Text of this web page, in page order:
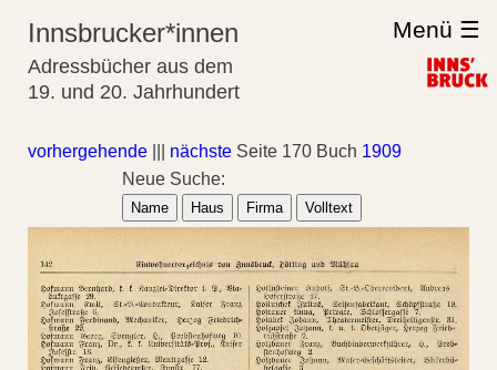
Innsbrucker*innen
Adressbücher aus dem
19. und 20. Jahrhundert
Menü ☰
vorhergehende nächste Seite 170 Buch 1909
Neue Suche:
Name Haus Firma Volltext